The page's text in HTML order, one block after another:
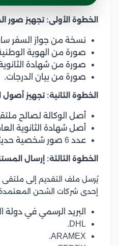
الخطوة الأولى: تجهيز صور
نسخة من جواز السفر
صورة من الهوية الوطنية
صورة من شهادة
صورة من بيان الدرجات.
الخطوة الثانية: تجهيز
أصل الوكالة لصالح
أصل شهادة الثانوية
عدد 6 صور شخصية حديثة بخلفية بيضاء.
الخطوة الثالثة: إرسال
يُرسل ملف التقديم إلى ملتقى
إحدى شركات الشحن
البريد الرسمي في دولة
DHL.
ARAMEX.